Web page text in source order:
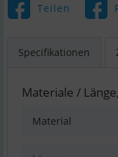
Teilen
Specifikationen
Materiale /
Material